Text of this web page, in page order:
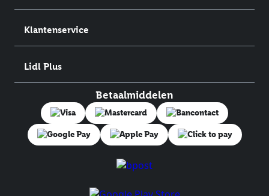
Klantenservice
Lidl Plus
Betaalmiddelen